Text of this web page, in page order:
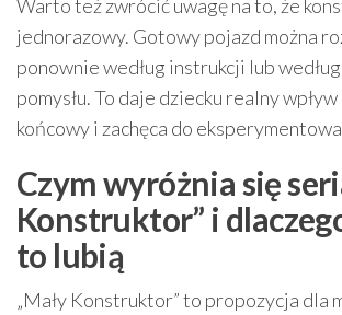
Warto też zwrócić uwagę na to, że
jednorazowy. Gotowy pojazd można
ponownie według instrukcji lub
pomysłu. To daje dziecku realny
końcowy i zachęca do
Czym wyróżnia się
Konstruktor” i
to lubią
„Mały Konstruktor” to propozycja dla